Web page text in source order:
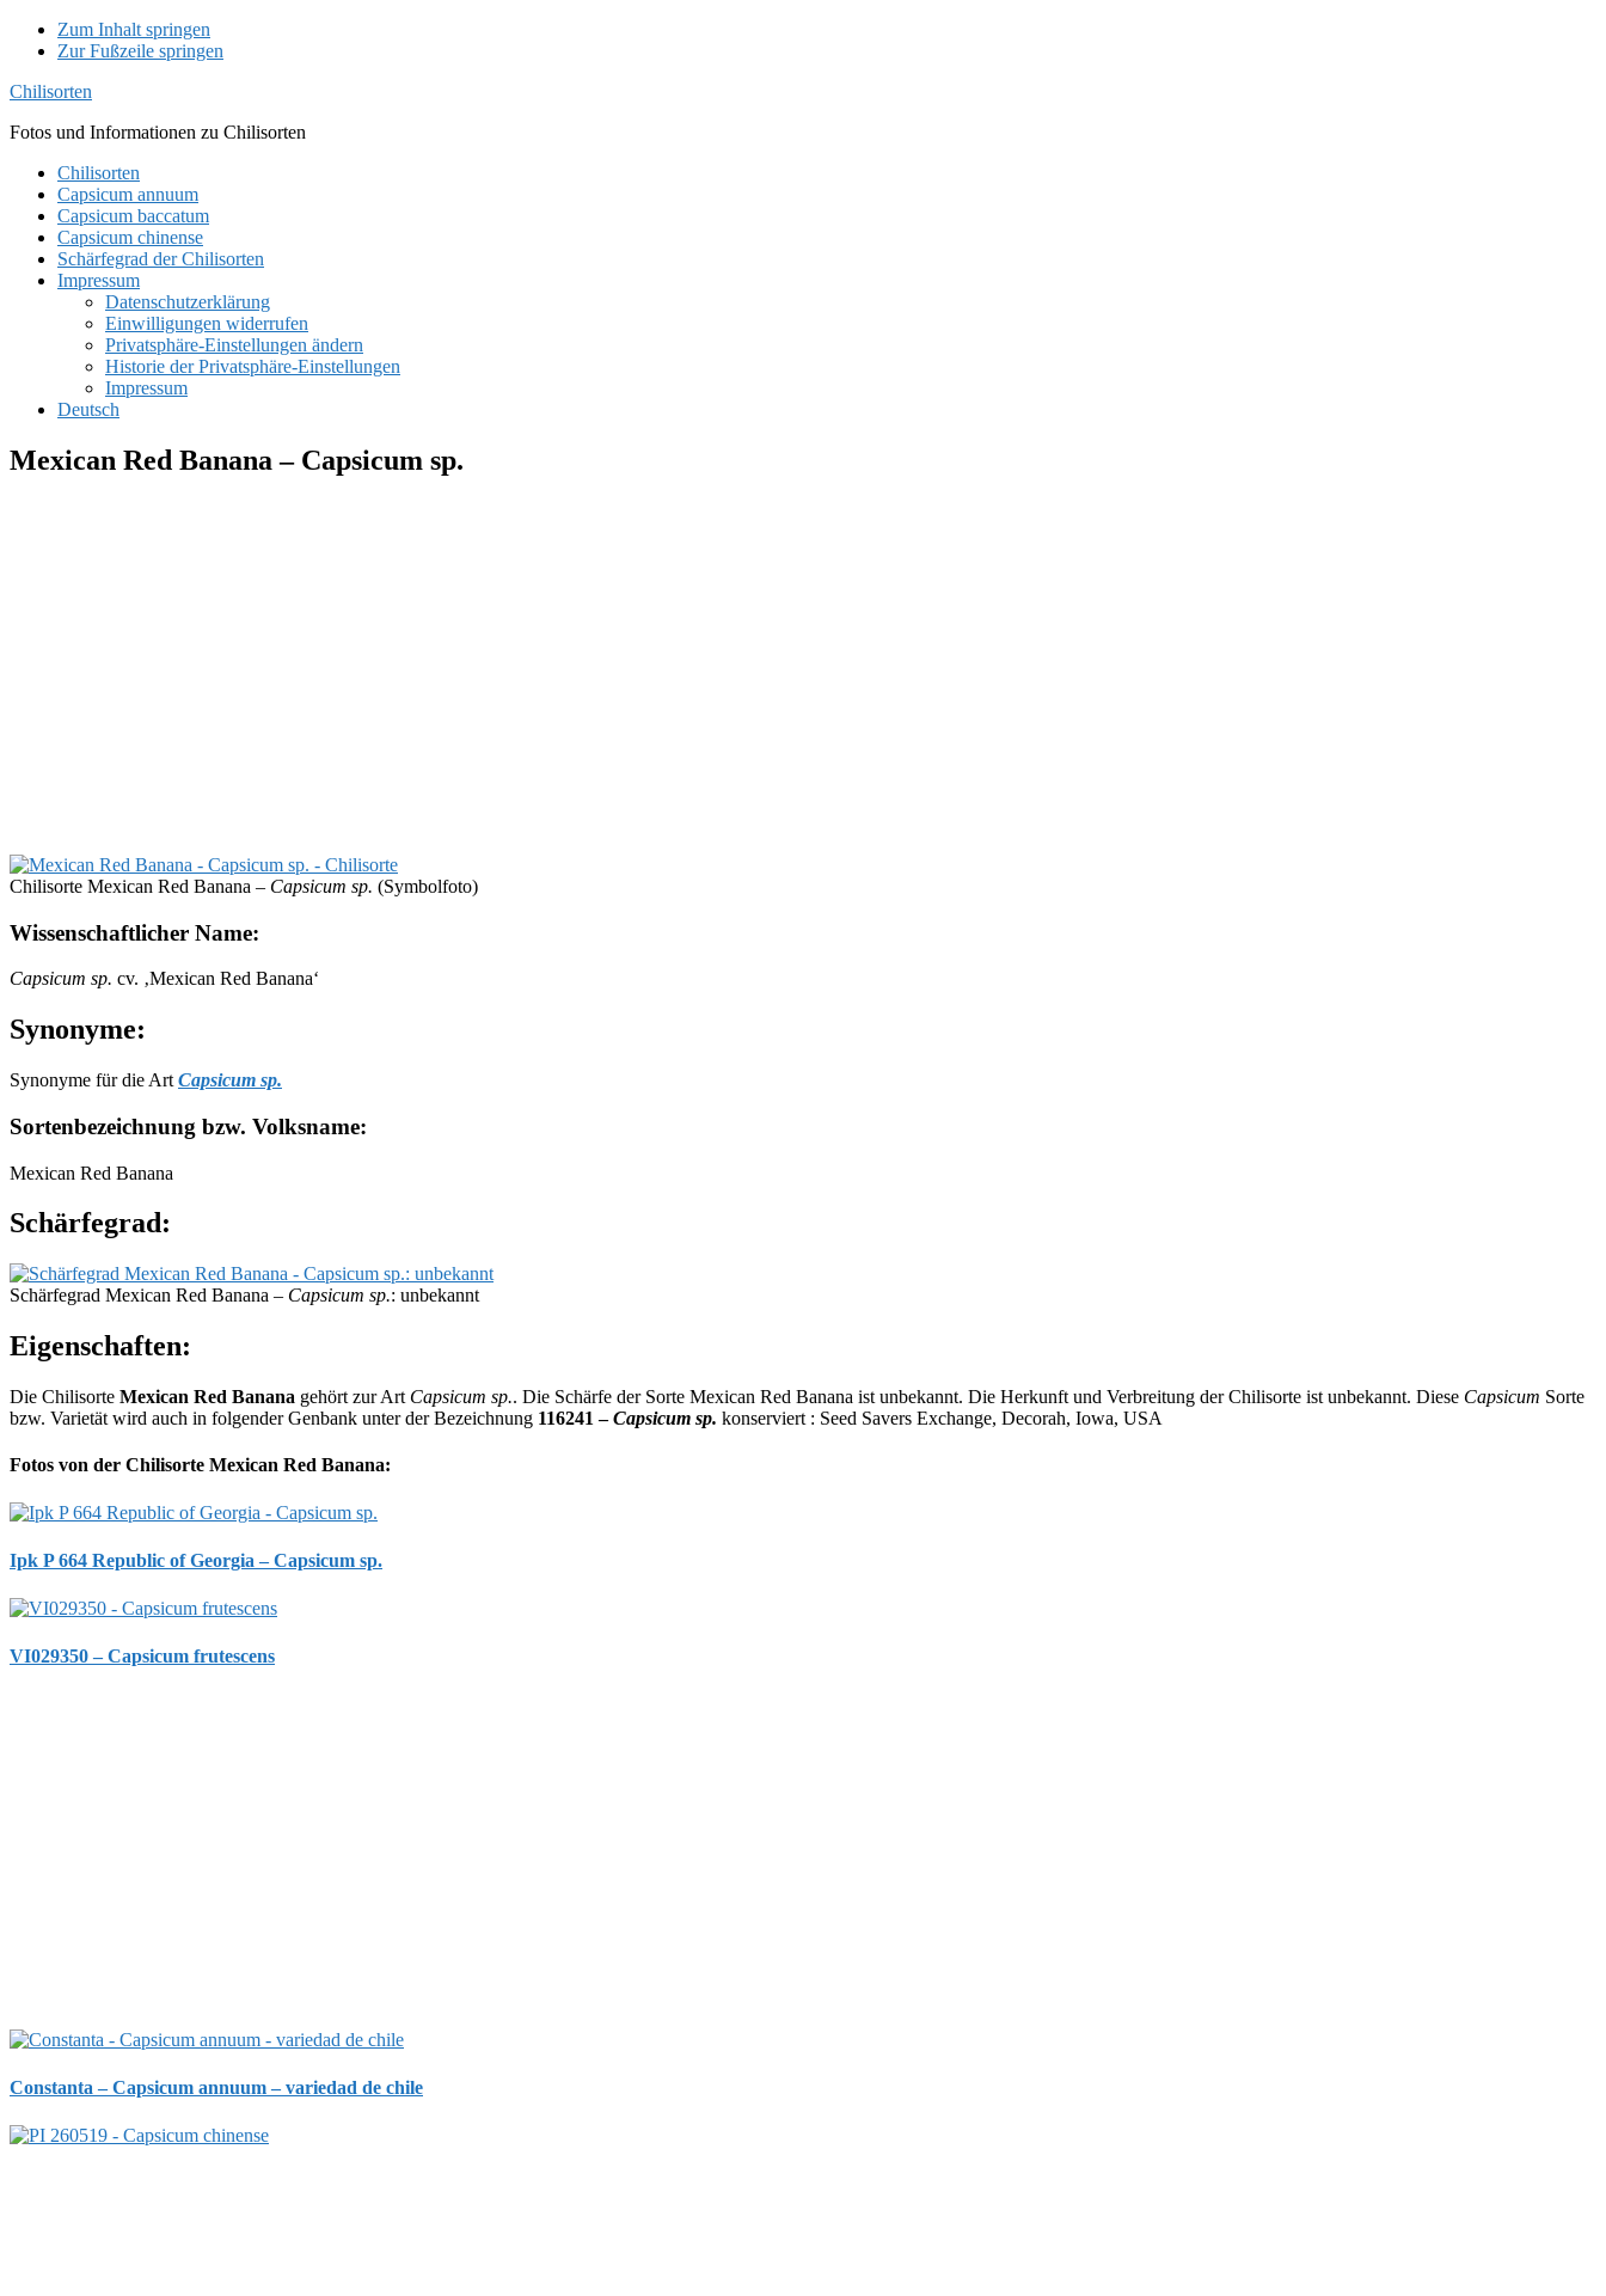
Zum Inhalt springen
Zur Fußzeile springen
Chilisorten
Fotos und Informationen zu Chilisorten
Chilisorten
Capsicum annuum
Capsicum baccatum
Capsicum chinense
Schärfegrad der Chilisorten
Impressum
Datenschutzerklärung
Einwilligungen widerrufen
Privatsphäre-Einstellungen ändern
Historie der Privatsphäre-Einstellungen
Impressum
Deutsch
Mexican Red Banana – Capsicum sp.
Chilisorte Mexican Red Banana – Capsicum sp. (Symbolfoto)
Wissenschaftlicher Name:
Capsicum sp. cv. ‚Mexican Red Banana‘
Synonyme:
Synonyme für die Art Capsicum sp.
Sortenbezeichnung bzw. Volksname:
Mexican Red Banana
Schärfegrad:
Schärfegrad Mexican Red Banana – Capsicum sp.: unbekannt
Eigenschaften:
Die Chilisorte Mexican Red Banana gehört zur Art Capsicum sp.. Die Schärfe der Sorte Mexican Red Banana ist unbekannt. Die Herkunft und Verbreitung der Chilisorte ist unbekannt. Diese Capsicum Sorte
bzw. Varietät wird auch in folgender Genbank unter der Bezeichnung 116241 –Capsicum sp. konserviert : Seed Savers Exchange, Decorah, Iowa, USA
Fotos von der Chilisorte Mexican Red Banana:
Ipk P 664 Republic of Georgia – Capsicum sp.
VI029350 – Capsicum frutescens
Constanta – Capsicum annuum – variedad de chile